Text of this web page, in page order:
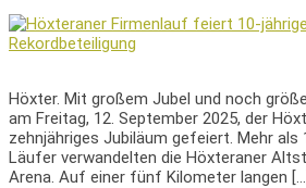
Höxter. Mit großem Jubel und noch
am Freitag, 12. September 2025, der
zehnjähriges Jubiläum gefeiert. Mehr als
Läufer verwandelten die Höxteraner
Arena. Auf einer fünf Kilometer langen